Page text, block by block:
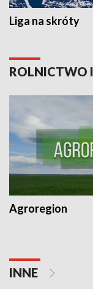
Liga na skróty
ROLNICTWO
Agroregion
INNE